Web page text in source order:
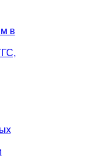
в